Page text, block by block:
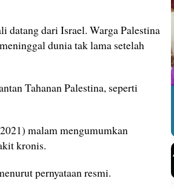
datang dari Israel. Warga Palestina
dunia tak lama setelah
Tahanan Palestina, seperti
malam mengumumkan
kronis.
pernyataan resmi.